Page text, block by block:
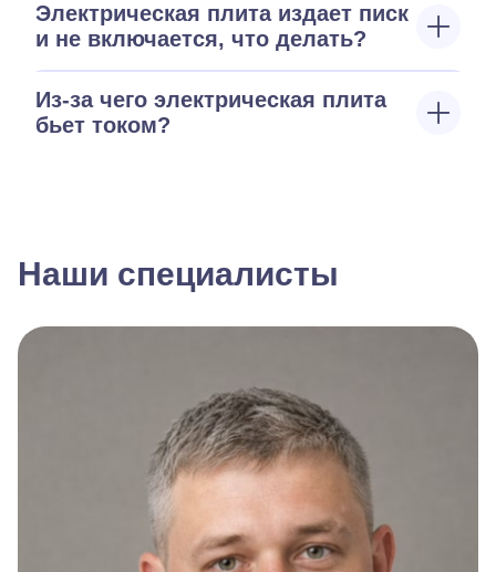
Электрическая плита издает писк
и не включается, что делать?
Из-за чего электрическая плита
бьет током?
Наши специалисты